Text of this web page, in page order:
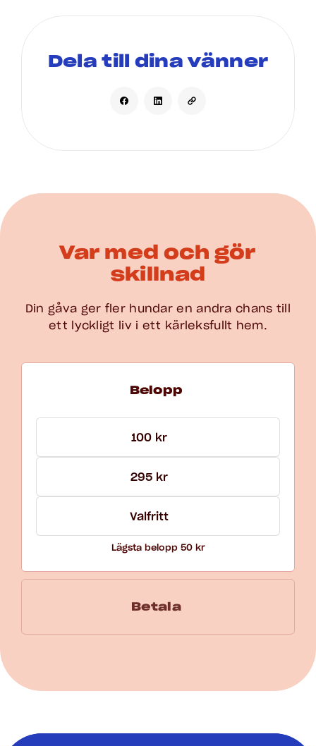
Dela till dina vänner
Var med och gör
skillnad
Din gåva ger fler hundar en andra chans till
ett lyckligt liv i ett kärleksfullt hem.
Belopp
100 kr
295 kr
Lägsta belopp 50 kr
Betala